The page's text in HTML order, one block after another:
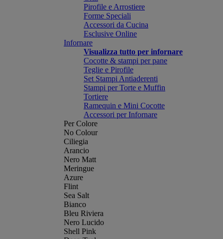
Pirofile e Arrostiere
Forme Speciali
Accessori da Cucina
Esclusive Online
Infornare
Visualizza tutto per infornare
Cocotte & stampi per pane
Teglie e Pirofile
Set Stampi Antiaderenti
Stampi per Torte e Muffin
Tortiere
Ramequin e Mini Cocotte
Accessori per Infornare
Per Colore
No Colour
Ciliegia
Arancio
Nero Matt
Meringue
Azure
Flint
Sea Salt
Bianco
Bleu Riviera
Nero Lucido
Shell Pink